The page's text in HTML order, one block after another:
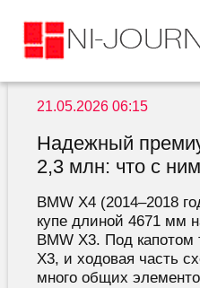
21.05.2026 06:15
Надежный
2,3 млн: что с
BMW X4 (2014–2018
купе длиной 4671 мм
BMW X3. Под капотом
Х3, и ходовая часть
много общих